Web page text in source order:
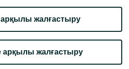
жалғастыру
арқылы жалғастыру